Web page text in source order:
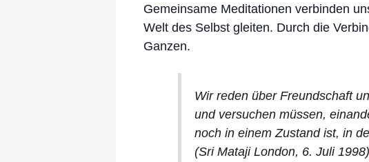
Gemeinsame Meditationen verbinden
Welt des Selbst gleiten. Durch die
Ganzen.
Wir reden über Freundschaft
und versuchen müssen,
noch in einem Zustand ist, in
(Sri Mataji London, 6. Juli 1998)